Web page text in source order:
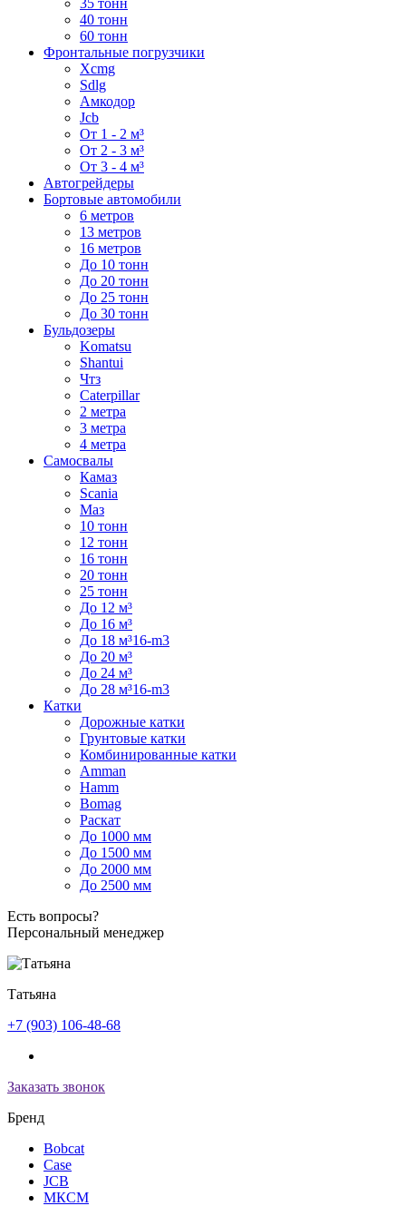
40 тонн
60 тонн
Фронтальные погрузчики
Xcmg
Sdlg
Амкодор
Jcb
От 1 - 2 м³
От 2 - 3 м³
От 3 - 4 м³
Автогрейдеры
Бортовые автомобили
6 метров
13 метров
16 метров
До 10 тонн
До 20 тонн
До 25 тонн
До 30 тонн
Бульдозеры
Komatsu
Shantui
Чтз
Caterpillar
2 метра
3 метра
4 метра
Самосвалы
Камаз
Scania
Маз
10 тонн
12 тонн
16 тонн
20 тонн
25 тонн
До 12 м³
До 16 м³
До 18 м³16-m3
До 20 м³
До 24 м³
До 28 м³16-m3
Катки
Дорожные катки
Грунтовые катки
Комбинированные катки
Amman
Hamm
Bomag
Раскат
До 1000 мм
До 1500 мм
До 2000 мм
До 2500 мм
Есть вопросы?
Персональный менеджер
Татьяна
+7 (903) 106-48-68
Заказать звонок
Бренд
Bobcat
Case
JCB
МКСМ